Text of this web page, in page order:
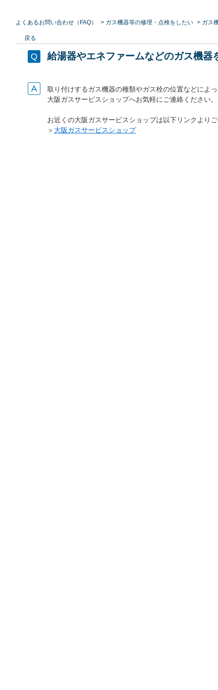
よくあるお問い合わせ（FAQ） > ガス機器等の修理・点検をしたい > ガス
戻る
給湯器やエネファームなどのガス機
取り付けするガス機器の種類やガス栓の位置などによ
大阪ガスサービスショップへお気軽にご連絡ください。
お近くの大阪ガスサービスショップは以下リンクより
＞ 大阪ガスサービスショップ